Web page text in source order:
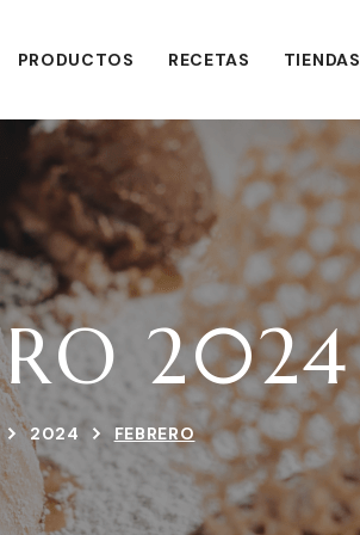
PRODUCTOS RECETAS TIENDAS
2024
2024 FEBRERO